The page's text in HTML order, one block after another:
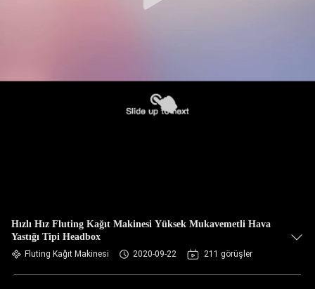
Hızlı Hız Fluting Kağıt Makinesi Yüksek Mukavemetli Hava
Yastığı Tipi Headbox
Fluting Kağıt Makinesi 2020-09-22 211 görüşler